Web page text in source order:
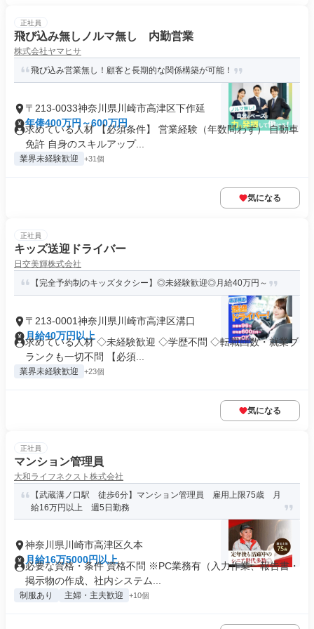
正社員
飛び込み無しノルマ無し 内勤営業
株式会社ヤマヒサ
飛び込み営業無し！顧客と長期的な関係構築が可能！
〒213-0033神奈川県川崎市高津区下作延
年俸400万円～600万円
求めている人材 【必須条件】 営業経験（年数問わず） 自動車
免許 自身のスキルアップ...
業界未経験歓迎 +31個
気になる
正社員
キッズ送迎ドライバー
日交美輝株式会社
【完全予約制のキッズタクシー】◎未経験歓迎◎月給40万円～
〒213-0001神奈川県川崎市高津区溝口
月給40万円以上
求めている人材 ◇未経験歓迎 ◇学歴不問 ◇転職回数・就業ブ
ランクも一切不問 【必須...
業界未経験歓迎 +23個
気になる
正社員
マンション管理員
大和ライフネクスト株式会社
【武蔵溝ノ口駅 徒歩6分】マンション管理員 雇用上限75歳 月
給16万円以上 週5日勤務
神奈川県川崎市高津区久本
月給16万5000円以上
必要な資格・条件 資格不問 ※PC業務有（入力作業、報告書・
掲示物の作成、社内システム...
制服あり 主婦・主夫歓迎 +10個